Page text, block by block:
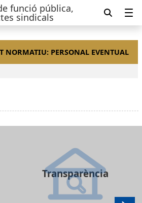
funció pública,
sindicals
NORMATIU: PERSONAL EVENTUAL
Transparència